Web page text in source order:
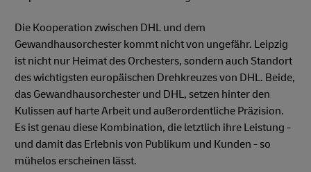
Die Kooperation zwischen DHL und dem
Gewandhausorchester kommt nicht von ungefähr. Leipzig
ist nicht nur Heimat des Orchesters, sondern auch Standort
des wichtigsten europäischen Drehkreuzes von DHL. Beide,
das Gewandhausorchester und DHL, setzen hinter den
Kulissen auf harte Arbeit und außerordentliche Präzision.
Es ist genau diese Kombination, die letztlich ihre Leistung -
und damit das Erlebnis von Publikum und Kunden - so
mühelos erscheinen lässt.